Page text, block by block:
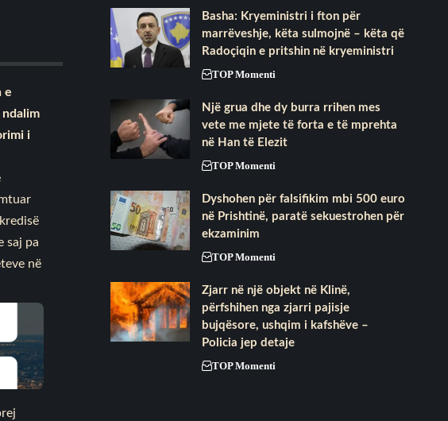
e
i
saj pa
në
Basha: Kryeministri i fton për
marrëveshje, këta sulmojnë – këta që
Radoçiqin e pritshin në kryeministri
TOP Momenti
Një grua dhe dy burra rrihen mes
vete me mjete të forta e të mprehta
në Han të Elezit
TOP Momenti
Dyshohen për falsifikim mbi 500 euro
në Prishtinë, paratë sekuestrohen për
ekzaminim
TOP Momenti
Zjarr në një objekt në Klinë,
përfshihen nga zjarri pajisje
bujqësore, ushqim i kafshëve –
Policia jep detaje
TOP Momenti